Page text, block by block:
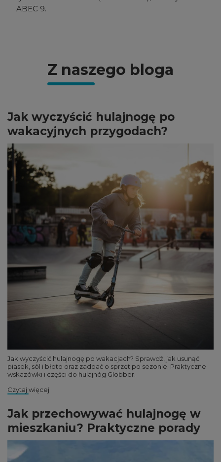
ABEC 9.
Z naszego bloga
Jak wyczyścić hulajnogę po
wakacyjnych przygodach?
Jak wyczyścić hulajnogę po wakacjach? Sprawdź, jak usunąć
piasek, sól i błoto oraz zadbać o sprzęt po sezonie. Praktyczne
wskazówki i części do hulajnóg Globber.
Czytaj więcej
Jak przechowywać hulajnogę w
mieszkaniu? Praktyczne porady